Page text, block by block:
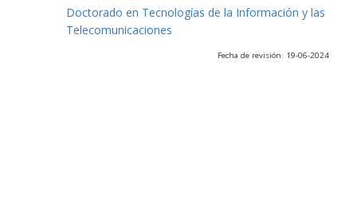
Doctorado en Tecnologías de la Información y las
Telecomunicaciones
Fecha de revisión: 19-06-2024